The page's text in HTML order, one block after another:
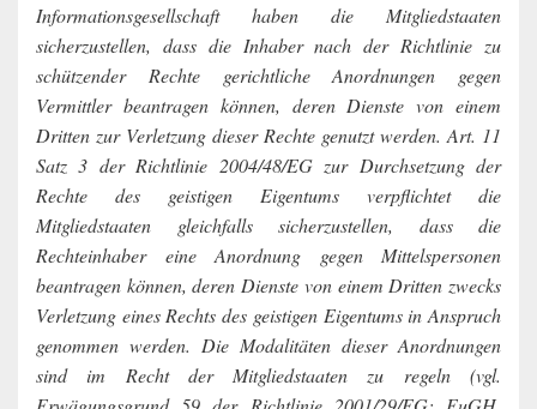
Informationsgesellschaft haben die Mitgliedstaaten
sicherzustellen, dass die Inhaber nach der Richtlinie zu
schützender Rechte gerichtliche Anordnungen gegen
Vermittler beantragen können, deren Dienste von einem
Dritten zur Verletzung dieser Rechte genutzt werden. Art. 11
Satz 3 der Richtlinie 2004/48/EG zur Durchsetzung der
Rechte des geistigen Eigentums verpflichtet die
Mitgliedstaaten gleichfalls sicherzustellen, dass die
Rechteinhaber eine Anordnung gegen Mittelspersonen
beantragen können, deren Dienste von einem Dritten zwecks
Verletzung eines Rechts des geistigen Eigentums in Anspruch
genommen werden. Die Modalitäten dieser Anordnungen
sind im Recht der Mitgliedstaaten zu regeln (vgl.